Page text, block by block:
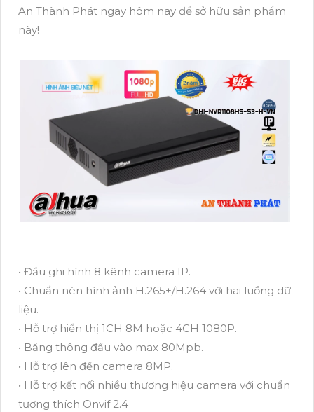
An Thành Phát ngay hôm nay để sở hữu sản phẩm
này!
• Đầu ghi hình 8 kênh camera IP.
• Chuẩn nén hình ảnh H.265+/H.264 với hai luồng dữ
liệu.
• Hỗ trợ hiển thị 1CH 8M hoặc 4CH 1080P.
• Băng thông đầu vào max 80Mpb.
• Hỗ trợ lên đến camera 8MP.
• Hỗ trợ kết nối nhiều thương hiệu camera với chuẩn
tương thích Onvif 2.4